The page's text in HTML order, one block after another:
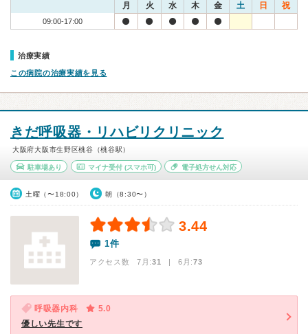
月 火 水 木 金 土 日 祝
09:00-17:00
治療実績
この病院の治療実績を見る
きだ呼吸器・リハビリクリニック
大阪府大阪市生野区桃谷（桃谷駅）
駐車場あり マイナ受付(スマホ可) 電子処方せん対応
土曜（〜18:00） 朝（8:30〜）
3.44
1件
アクセス数 7月:31 | 6月:73
呼吸器内科
5.0
優しい先生です